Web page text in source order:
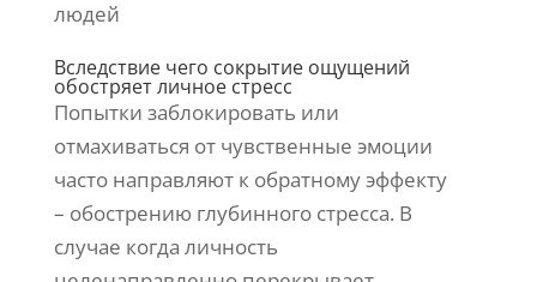
людей
Вследствие чего сокрытие ощущений
обостряет личное стресс
Попытки заблокировать или
отмахиваться от чувственные эмоции
часто направляют к обратному эффекту
– обострению глубинного стресса. В
случае когда личность